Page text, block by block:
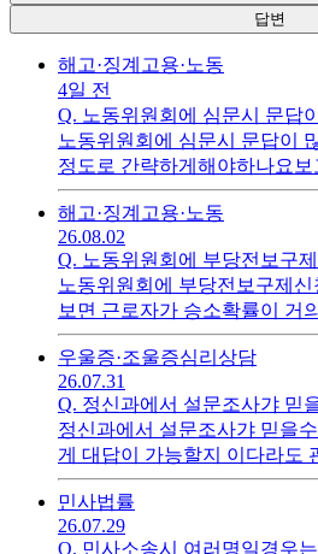
답변
해고·징계 고용·노동
4일 전
Q. 노동위원회에 심문시 문답
노동위원회에 심문시 문답이
정도로 간략하게해야하나요
료들이나 해당 날짜들을 다암
혼자고 직장은 고문노무사와
요?작업환경의학과 업무평가
해고·징계 고용·노동
26.08.02
Q. 노동위원회에 부당전보구
노동위원회에 부당전보구제
보면 근로자가 승소확률이 거
동위원회에 구제신청하는게
쪽은 거의 안된다는 댓글도 봤
우울증·조울증심리상담
26.07.31
Q. 정신과에서 설문조사갸 믿
정신과에서 설문조사갸 믿을
게 대답이 가능할지 이다라도
가할까하면서 다르게 답을 체
가 너무 많아서 오히려 정신병
민사법률
26.07.29
Q. 민사소송시 여러명일경우